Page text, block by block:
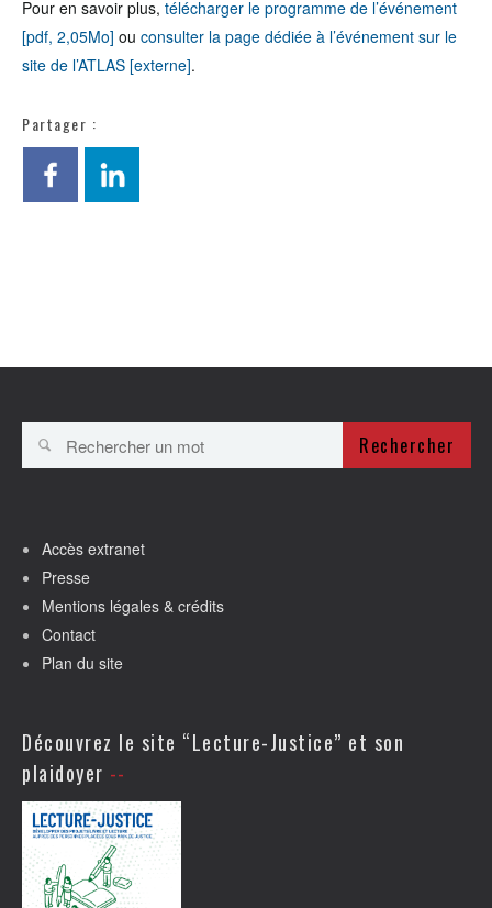
Pour en savoir plus, télécharger le programme de l’événement
[pdf, 2,05Mo] ou consulter la page dédiée à l’événement sur le
site de l’ATLAS [externe].
Partager :
Rechercher
Accès extranet
Presse
Mentions légales & crédits
Contact
Plan du site
Découvrez le site “Lecture-Justice” et son
plaidoyer